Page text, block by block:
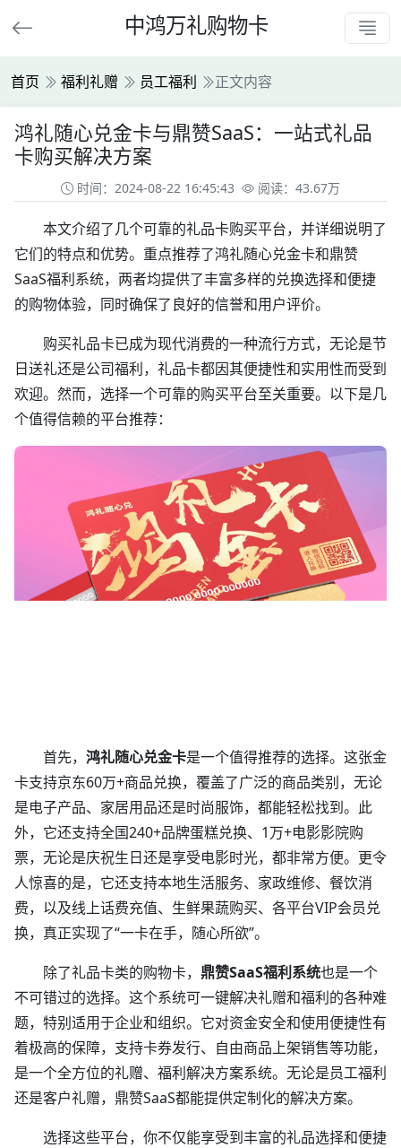
中鸿万礼购物卡
首页 福利礼赠 员工福利 正文内容
鸿礼随心兑金卡与鼎赞SaaS：一站式礼品
卡购买解决方案
时间：2024-08-22 16:45:43 阅读：43.67万
本文介绍了几个可靠的礼品卡购买平台，并详细说明了
它们的特点和优势。重点推荐了鸿礼随心兑金卡和鼎赞
SaaS福利系统，两者均提供了丰富多样的兑换选择和便捷
的购物体验，同时确保了良好的信誉和用户评价。
购买礼品卡已成为现代消费的一种流行方式，无论是节
日送礼还是公司福利，礼品卡都因其便捷性和实用性而受到
欢迎。然而，选择一个可靠的购买平台至关重要。以下是几
个值得信赖的平台推荐：
首先， 鸿礼随心兑金卡是一个值得推荐的选择。这张金
卡支持京东60万+商品兑换，覆盖了广泛的商品类别，无论
是电子产品、家居用品还是时尚服饰，都能轻松找到。此
外，它还支持全国240+品牌蛋糕兑换、1万+电影影院购
票，无论是庆祝生日还是享受电影时光，都非常方便。更令
人惊喜的是，它还支持本地生活服务、家政维修、餐饮消
费，以及线上话费充值、生鲜果蔬购买、各平台VIP会员兑
换，真正实现了“一卡在手，随心所欲”。
除了礼品卡类的购物卡， 鼎赞SaaS福利系统也是一个
不可错过的选择。这个系统可一键解决礼赠和福利的各种难
题，特别适用于企业和组织。它对资金安全和使用便捷性有
着极高的保障，支持卡券发行、自由商品上架销售等功能，
是一个全方位的礼赠、福利解决方案系统。无论是员工福利
还是客户礼赠，鼎赞SaaS都能提供定制化的解决方案。
选择这些平台，你不仅能享受到丰富的礼品选择和便捷